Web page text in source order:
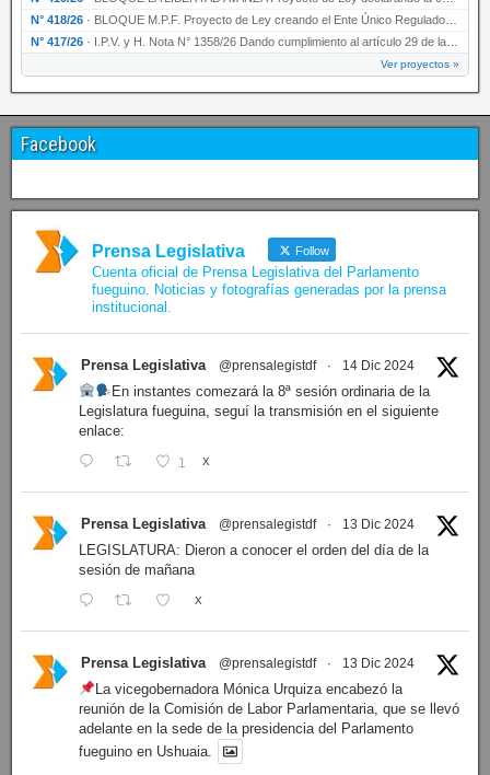
N° 418/26 · BLOQUE M.P.F. Proyecto de Ley creando el Ente Único Regulador de servicios públicos de la …
N° 417/26 · I.P.V. y H. Nota N° 1358/26 Dando cumplimiento al artículo 29 de la Ley provincial N° 1399…
Ver proyectos »
Facebook
Prensa Legislativa Follow
Cuenta oficial de Prensa Legislativa del Parlamento
fueguino. Noticias y fotografías generadas por la prensa
institucional.
Prensa Legislativa @prensalegistdf · 14 Dic 2024
En instantes comezará la 8ª sesión ordinaria de la
Legislatura fueguina, seguí la transmisión en el siguiente
enlace:
1 X
Prensa Legislativa @prensalegistdf · 13 Dic 2024
LEGISLATURA: Dieron a conocer el orden del día de la
sesión de mañana
X
Prensa Legislativa @prensalegistdf · 13 Dic 2024
La vicegobernadora Mónica Urquiza encabezó la
reunión de la Comisión de Labor Parlamentaria, que se llevó
adelante en la sede de la presidencia del Parlamento
fueguino en Ushuaia.